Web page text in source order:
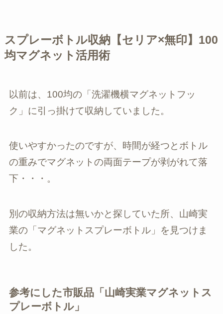
スプレーボトル収納【セリア×無印】100
均マグネット活用術
以前は、100均の「洗濯機横マグネットフッ
ク」に引っ掛けて収納していました。
使いやすかったのですが、時間が経つとボトル
の重みでマグネットの両面テープが剥がれて落
下・・・。
別の収納方法は無いかと探していた所、山崎実
業の「マグネットスプレーボトル」を見つけま
した。
参考にした市販品「山崎実業マグネットス
プレーボトル」